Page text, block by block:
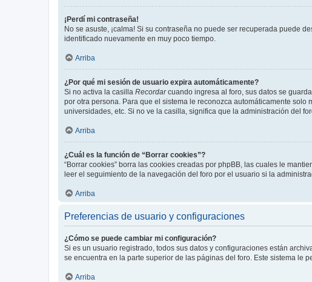
¡Perdí mi contraseña!
No se asuste, ¡calma! Si su contraseña no puede ser recuperada puede
identificado nuevamente en muy poco tiempo.
Arriba
¿Por qué mi sesión de usuario expira automáticamente?
Si no activa la casilla Recordarcuando ingresa al foro, sus datos se
por otra persona. Para que el sistema le reconozca automáticamente
universidades, etc. Si no ve la casilla, significa que la administración del
Arriba
¿Cuál es la función de “Borrar cookies”?
“Borrar cookies” borra las cookies creadas por phpBB, las cuales le
leer el seguimiento de la navegación del foro por el usuario si la
Arriba
Preferencias de usuario y configuraciones
¿Cómo se puede cambiar mi configuración?
Si es un usuario registrado, todos sus datos y configuraciones están
se encuentra en la parte superior de las páginas del foro. Este sistema le
Arriba